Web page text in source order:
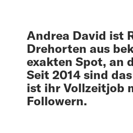
Andrea David ist
Drehorten aus
exakten Spot, an
Seit 2014 sind
ist ihr Vollzeitjob
Followern.